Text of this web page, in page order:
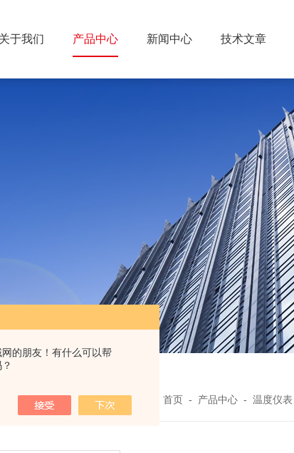
的朋友！有什么可以帮
关于我们 产品中心 新闻中心 技术文章
您的位置： 首页 - 产品中心 - 温度仪表